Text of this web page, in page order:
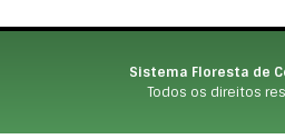
Sistema Floresta de
Todos os direitos